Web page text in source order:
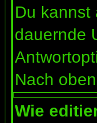
Du kannst
dauernde
Nach oben
Wie